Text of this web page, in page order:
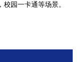
园一卡通等场景。